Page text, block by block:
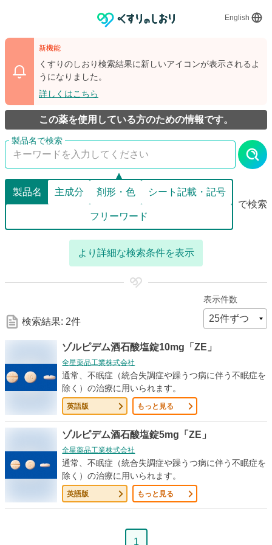
English
新機能
くすりのしおり検索結果に新しいアイコンが表示されるよ
うになりました。
詳しくはこちら
この薬を使用している方のための情報です。
製品名 主成分 剤形・色 シート記載・記号
フリーワード
で検索
な
索
条
より詳細な検索条件を表示
検索結果: 2件
表示件数
ゾルピデム酒石酸塩錠10mg「ZE」
全星薬品工業株式会社
通常、不眠症（統合失調症や躁うつ病に伴う不眠症を
除く）の治療に用いられます。
英語版 もっと見る
ゾルピデム酒石酸塩錠5mg「ZE」
全星薬品工業株式会社
通常、不眠症（統合失調症や躁うつ病に伴う不眠症を
除く）の治療に用いられます。
英語版 もっと見る
ペ
1